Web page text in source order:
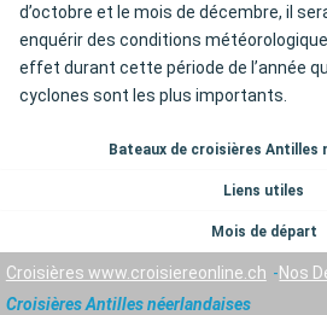
d’octobre et le mois de décembre, il
enquérir des conditions
effet durant cette période de l’année
cyclones sont les plus importants.
Bateaux de croisières Antilles
Liens utiles
Mois de départ
Croisières www.croisiereonline.ch
Nos
Croisières Antilles néerlandaises